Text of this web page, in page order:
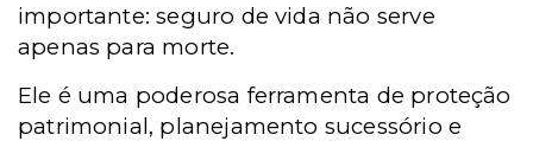
importante: seguro de vida não serve
apenas para morte.
Ele é uma poderosa ferramenta de proteção
patrimonial, planejamento sucessório e